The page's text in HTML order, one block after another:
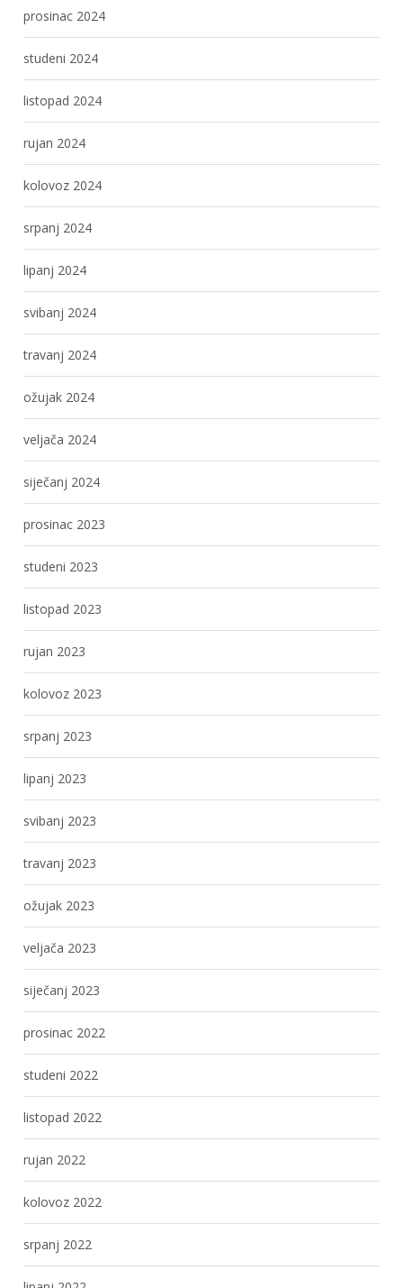
prosinac 2024
studeni 2024
listopad 2024
rujan 2024
kolovoz 2024
srpanj 2024
lipanj 2024
svibanj 2024
travanj 2024
ožujak 2024
veljača 2024
siječanj 2024
prosinac 2023
studeni 2023
listopad 2023
rujan 2023
kolovoz 2023
srpanj 2023
lipanj 2023
svibanj 2023
travanj 2023
ožujak 2023
veljača 2023
siječanj 2023
prosinac 2022
studeni 2022
listopad 2022
rujan 2022
kolovoz 2022
srpanj 2022